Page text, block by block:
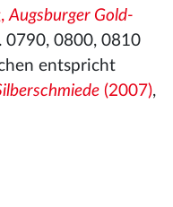
Augsburger Gold-
0790, 0800, 0810
entspricht
(2007),